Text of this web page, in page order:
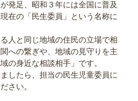
発足、昭和３年には全国に普及
在の「民生委員」という名称に
人と同じ地域の住民の立場で相
への繋ぎや、地域の見守りを主
の身近な相談相手」です。
したら、担当の民生児童委員に
さい。